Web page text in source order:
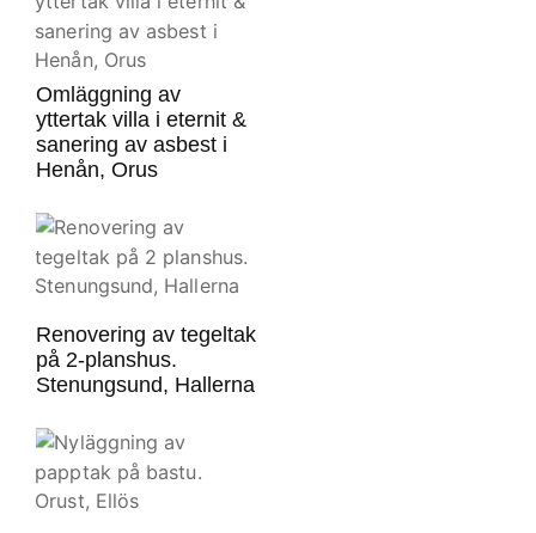
Omläggning av
yttertak villa i eternit &
sanering av asbest i
Henån, Orus
Renovering av tegeltak
på 2-planshus.
Stenungsund, Hallerna